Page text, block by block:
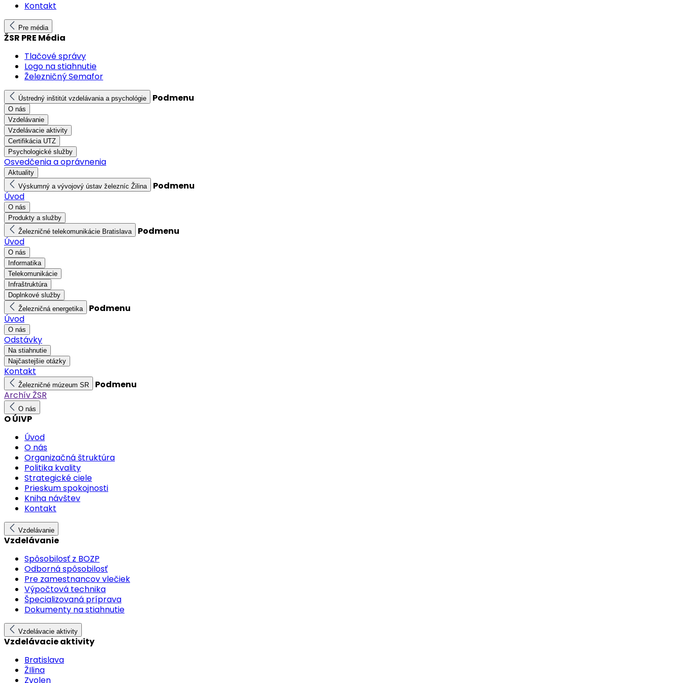
Kontakt
Pre média
ŽSR PRE Média
Tlačové správy
Logo na stiahnutie
Železničný Semafor
Ústredný inštitút vzdelávania a psychológie Podmenu
O nás
Vzdelávanie
Vzdelávacie aktivity
Certifikácia UTZ
Psychologické služby
Osvedčenia a oprávnenia
Aktuality
Výskumný a vývojový ústav železníc Žilina
Podmenu
Úvod
O nás
Produkty a služby
Železničné telekomunikácie Bratislava
Podmenu
Úvod
O nás
Informatika
Telekomunikácie
Infraštruktúra
Doplnkové služby
Železničná energetika
Podmenu
Úvod
O nás
Odstávky
Na stiahnutie
Najčastejšie otázky
Kontakt
Železničné múzeum SR
Podmenu
Archív ŽSR
O nás
O ÚIVP
Úvod
O nás
Organizačná štruktúra
Politika kvality
Strategické ciele
Prieskum spokojnosti
Kniha návštev
Kontakt
Vzdelávanie
Vzdelávanie
Spôsobilosť z BOZP
Odborná spôsobilosť
Pre zamestnancov vlečiek
Výpočtová technika
Špecializovaná príprava
Dokumenty na stiahnutie
Vzdelávacie aktivity
Vzdelávacie aktivity
Bratislava
ŽIlina
Zvolen